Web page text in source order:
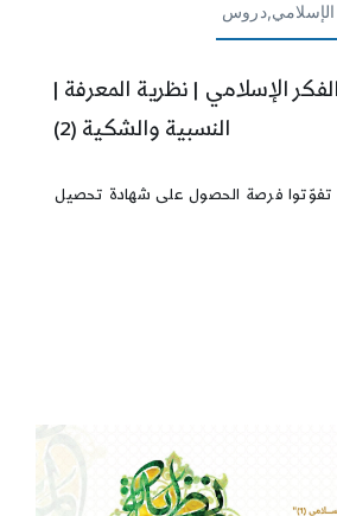
الإسلامي,دروس
الإسلامي | نظرية المعرفة |
النسبية والشكية (2)
تفوّتوا فرصة الحصول على شهادة تحصيل